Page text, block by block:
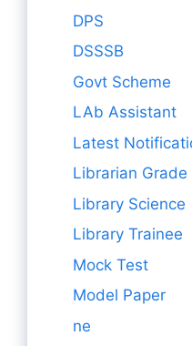
DPS
DSSSB
Govt Scheme
LAb Assistant
Latest
Librarian Grade
Library Science
Library Trainee
Mock Test
Model Paper
ne